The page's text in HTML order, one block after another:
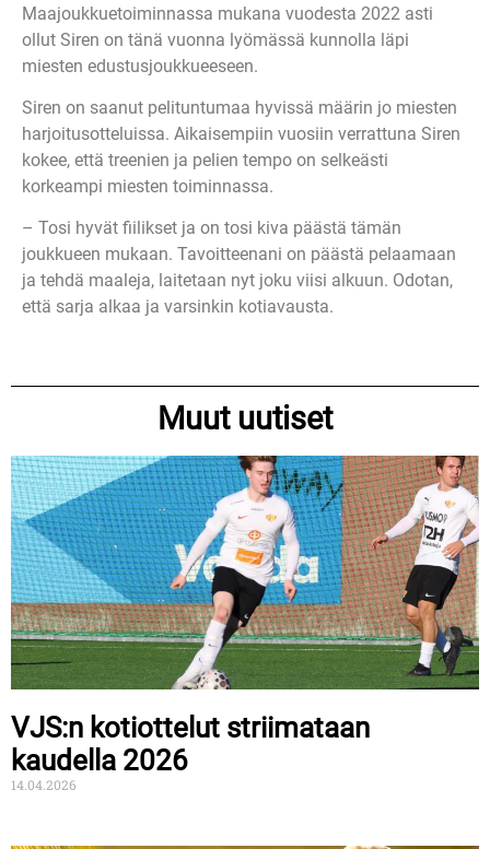
Maajoukkuetoiminnassa mukana vuodesta 2022 asti
ollut Siren on tänä vuonna lyömässä kunnolla läpi
miesten edustusjoukkueeseen.
Siren on saanut pelituntumaa hyvissä määrin jo miesten
harjoitusotteluissa. Aikaisempiin vuosiin verrattuna Siren
kokee, että treenien ja pelien tempo on selkeästi
korkeampi miesten toiminnassa.
– Tosi hyvät fiilikset ja on tosi kiva päästä tämän
joukkueen mukaan. Tavoitteenani on päästä pelaamaan
ja tehdä maaleja, laitetaan nyt joku viisi alkuun. Odotan,
että sarja alkaa ja varsinkin kotiavausta.
Muut uutiset
VJS:n kotiottelut striimataan
kaudella 2026
14.04.2026